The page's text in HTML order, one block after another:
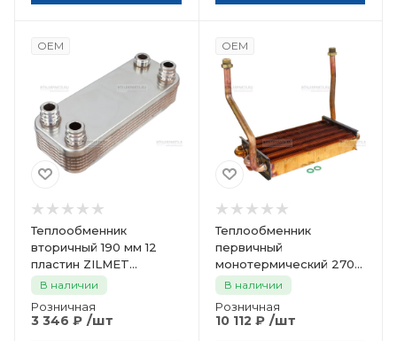
OEM
Теплообменник
вторичный 190 мм 12
пластин ZILMET
17b1901215
В наличии
Розничная
3 346 ₽ /шт
OEM
Теплообменник
первичный
монотермический 270
мм BUDERUS
SaunierGPT 8718643983
В наличии
Розничная
10 112 ₽ /шт